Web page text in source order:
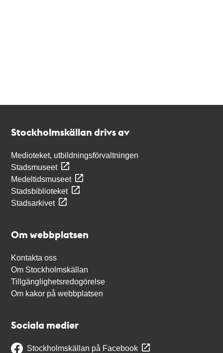
Stockholmskällan drivs av
Medioteket, utbildningsförvaltningen
Stadsmuseet
Medeltidsmuseet
Stadsbiblioteket
Stadsarkivet
Om webbplatsen
Kontakta oss
Om Stockholmskällan
Tillgänglighetsredogörelse
Om kakor på webbplatsen
Sociala medier
Stockholmskällan på Facebook